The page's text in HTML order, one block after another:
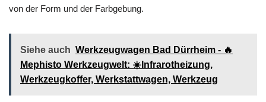
von der Form und der Farbgebung.
Siehe auch Werkzeugwagen Bad Dürrheim - 🔥
Mephisto Werkzeugwelt: ☀️Infrarotheizung,
Werkzeugkoffer, Werkstattwagen, Werkzeug